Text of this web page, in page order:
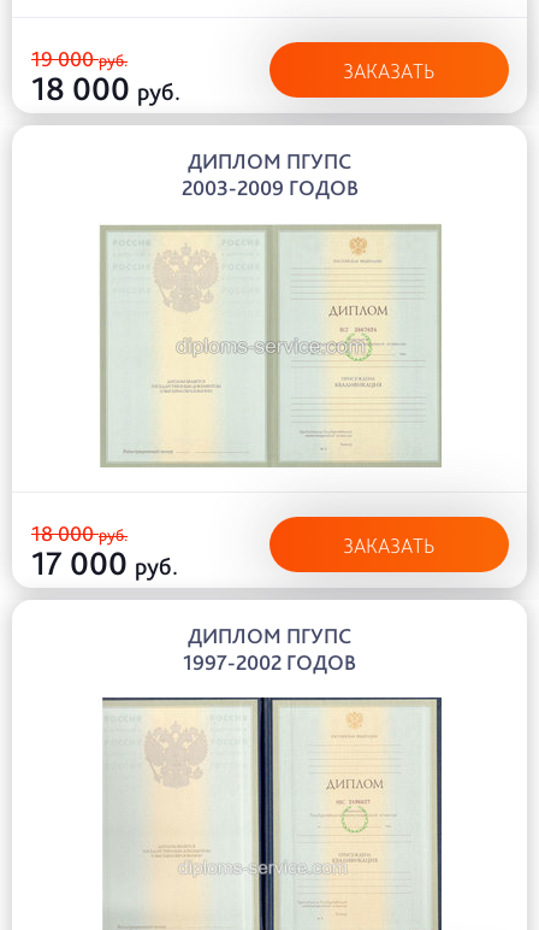
19 000руб.
18 000 руб.
ЗАКАЗАТЬ
ДИПЛОМ ПГУПС
2003-2009 ГОДОВ
18 000руб.
17 000 руб.
ЗАКАЗАТЬ
ДИПЛОМ ПГУПС
1997-2002 ГОДОВ